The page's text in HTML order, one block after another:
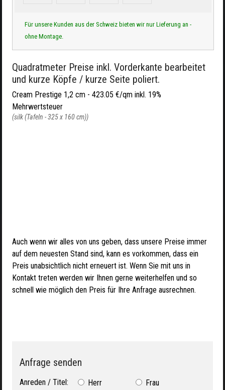
Für unsere Kunden aus der Schweiz bieten wir nur Lieferung an -
ohne Montage.
Quadratmeter Preise inkl. Vorderkante bearbeitet
und kurze Köpfe / kurze Seite poliert.
Cream Prestige 1,2 cm - 423.05 €/qm inkl. 19%
Mehrwertsteuer
(silk (Tafeln - 325 x 160 cm))
Auch wenn wir alles von uns geben, dass unsere Preise immer
auf dem neuesten Stand sind, kann es vorkommen, dass ein
Preis unabsichtlich nicht erneuert ist. Wenn Sie mit uns in
Kontakt treten werden wir Ihnen gerne weiterhelfen und so
schnell wie möglich den Preis für Ihre Anfrage ausrechnen.
Anfrage senden
Anreden / Titel: Herr
Frau